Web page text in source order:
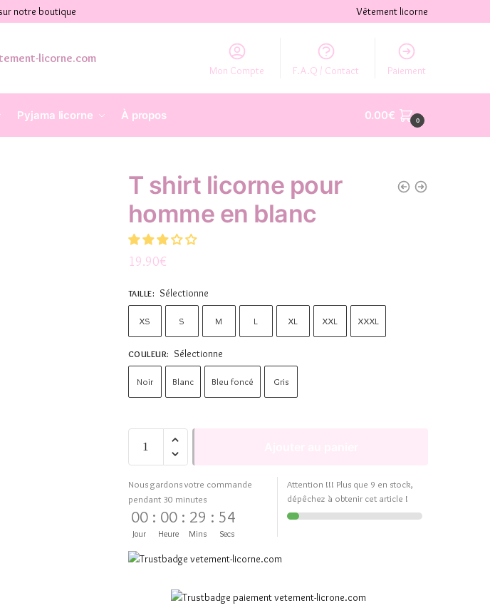
notre boutique Vêtement licorne
Mon Compte F.A.Q / Contact Paiement
Pyjama licorne À propos 0.00€ 0
T shirt licorne pour
homme en blanc
19.90€
TAILLE: Sélectionne
XS S M L XL XXL XXXL
COULEUR: Sélectionne
Noir Blanc Bleu foncé Gris
Nous gardons votre commande
pendant 30 minutes
00
Jour
: 00
Heure
: 29
Mins
: 54
Secs
Attention !!! Plus que 9 en stock,
dépêchez à obtenir cet article !